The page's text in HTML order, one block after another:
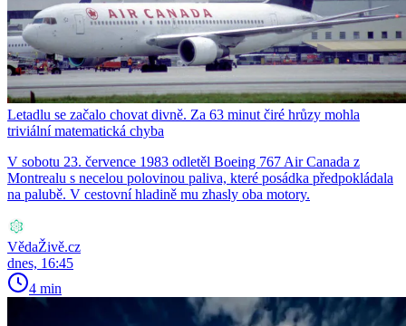
Letadlu se začalo chovat divně. Za 63 minut čiré hrůzy mohla
triviální matematická chyba
V sobotu 23. července 1983 odletěl Boeing 767 Air Canada z
Montrealu s necelou polovinou paliva, které posádka předpokládala
na palubě. V cestovní hladině mu zhasly oba motory.
VědaŽivě.cz
dnes, 16:45
4 min